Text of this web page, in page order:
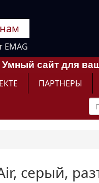
Умный сайт для
ПАРТНЕРЫ
серый,